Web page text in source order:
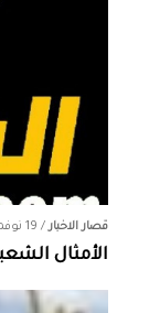
قصار الاخبار/ 19 نوفمبر 2024
الأمثال